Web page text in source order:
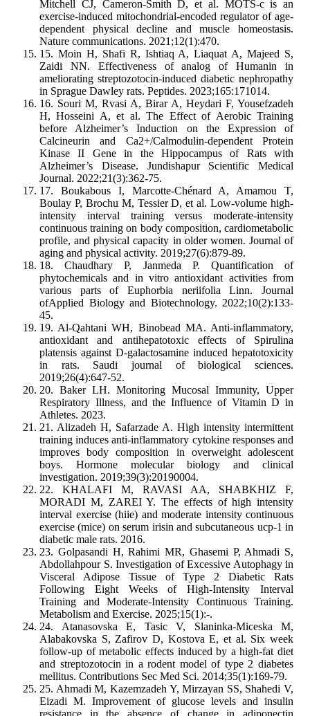
Mitchell CJ, Cameron-Smith D, et al. MOTS-c is an
exercise-induced mitochondrial-encoded regulator of age-
dependent physical decline and muscle homeostasis.
Nature communications. 2021;12(1):470.
15. Moin H, Shafi R, Ishtiaq A, Liaquat A, Majeed S,
Zaidi NN. Effectiveness of analog of Humanin in
ameliorating streptozotocin-induced diabetic nephropathy
in Sprague Dawley rats. Peptides. 2023;165:171014.
16. Souri M, Rvasi A, Birar A, Heydari F, Yousefzadeh
H, Hosseini A, et al. The Effect of Aerobic Training
before Alzheimer’s Induction on the Expression of
Calcineurin and Ca2+/Calmodulin-dependent Protein
Kinase II Gene in the Hippocampus of Rats with
Alzheimer’s Disease. Jundishapur Scientific Medical
Journal. 2022;21(3):362-75.
17. Boukabous I, Marcotte-Chénard A, Amamou T,
Boulay P, Brochu M, Tessier D, et al. Low-volume high-
intensity interval training versus moderate-intensity
continuous training on body composition, cardiometabolic
profile, and physical capacity in older women. Journal of
aging and physical activity. 2019;27(6):879-89.
18. Chaudhary P, Janmeda P. Quantification of
phytochemicals and in vitro antioxidant activities from
various parts of Euphorbia neriifolia Linn. Journal
ofApplied Biology and Biotechnology. 2022;10(2):133-
45.
19. Al-Qahtani WH, Binobead MA. Anti-inflammatory,
antioxidant and antihepatotoxic effects of Spirulina
platensis against D-galactosamine induced hepatotoxicity
in rats. Saudi journal of biological sciences.
2019;26(4):647-52.
20. Baker LH. Monitoring Mucosal Immunity, Upper
Respiratory Illness, and the Influence of Vitamin D in
Athletes. 2023.
21. Alizadeh H, Safarzade A. High intensity intermittent
training induces anti-inflammatory cytokine responses and
improves body composition in overweight adolescent
boys. Hormone molecular biology and clinical
investigation. 2019;39(3):20190004.
22. KHALAFI M, RAVASI AA, SHABKHIZ F,
MORADI M, ZAREI Y. The effects of high intensity
interval exercise (hiie) and moderate intensity continuous
exercise (mice) on serum irisin and subcutaneous ucp-1 in
diabetic male rats. 2016.
23. Golpasandi H, Rahimi MR, Ghasemi P, Ahmadi S,
Abdollahpour S. Investigation of Excessive Autophagy in
Visceral Adipose Tissue of Type 2 Diabetic Rats
Following Eight Weeks of High-Intensity Interval
Training and Moderate-Intensity Continuous Training.
Metabolism and Exercise. 2025;15(1):-.
24. Atanasovska E, Tasic V, Slaninka-Miceska M,
Alabakovska S, Zafirov D, Kostova E, et al. Six week
follow-up of metabolic effects induced by a high-fat diet
and streptozotocin in a rodent model of type 2 diabetes
mellitus. Contributions Sec Med Sci. 2014;35(1):169-79.
25. Ahmadi M, Kazemzadeh Y, Mirzayan SS, Shahedi V,
Eizadi M. Improvement of glucose levels and insulin
resistance in the absence of change in adiponectin